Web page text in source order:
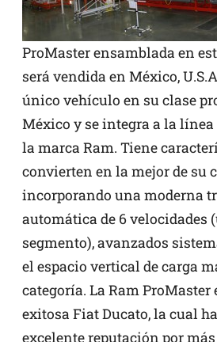
ProMaster ensamblada en
será vendida en México,
único vehículo en su clase
México y se integra a la línea
la marca Ram. Tiene
convierten en la mejor de su
incorporando una moderna
automática de 6 velocidades
segmento), avanzados
el espacio vertical de carga
categoría. La Ram ProMaster
exitosa Fiat Ducato, la cual
excelente reputación por más